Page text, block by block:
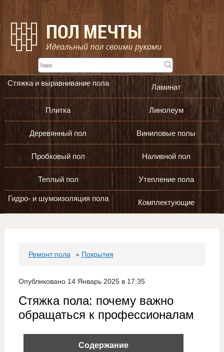
Стяжка и выравнивание пола Ламинат
Плитка Линолеум
Деревянный пол Виниловые полы
Пробковый пол Наливной пол
Теплый пол Утепление пола
Гидро- и шумоизоляция пола Комплектующие
Ремонт пола » Покрытия
Опубликовано 14 Январь 2025 в 17:35
Стяжка пола: почему важно
обращаться к профессионалам
Содержание